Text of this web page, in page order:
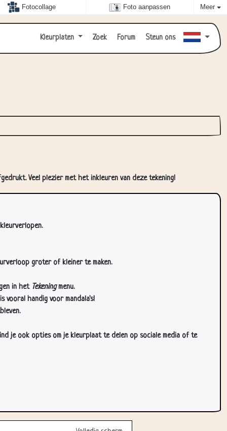
Fotocollage Foto aanpassen Meer
Kleurplaten Zoek Forum Steun ons
Veel plezier met het inkleuren van deze tekening!
groter of kleiner te maken.
in het Tekeningmenu.
vooral handig voor mandala's!
je ook opties om je kleurplaat te delen op sociale media of te